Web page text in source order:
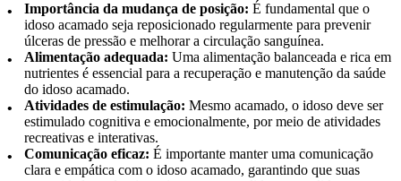
Importância da mudança de posição: É fundamental que o
idoso acamado seja reposicionado regularmente para prevenir
úlceras de pressão e melhorar a circulação sanguínea.
Alimentação adequada: Uma alimentação balanceada e rica em
nutrientes é essencial para a recuperação e manutenção da saúde
do idoso acamado.
Atividades de estimulação: Mesmo acamado, o idoso deve ser
estimulado cognitiva e emocionalmente, por meio de atividades
recreativas e interativas.
Comunicação eficaz: É importante manter uma comunicação
clara e empática com o idoso acamado, garantindo que suas